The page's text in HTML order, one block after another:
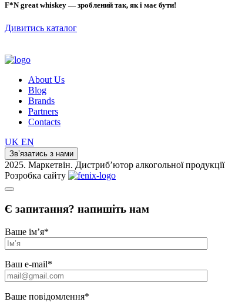
F*N great whiskey — зроблений так, як і має бути!
Дивитись каталог
About Us
Blog
Brands
Partners
Contacts
UK EN
Зв’язатись з нами
2025. Маркетвін. Дистриб’ютор алкогольної продукції
Розробка сайту
Є запитання? напишіть нам
Ваше ім’я*
Ваш e-mail*
Ваше повідомлення*